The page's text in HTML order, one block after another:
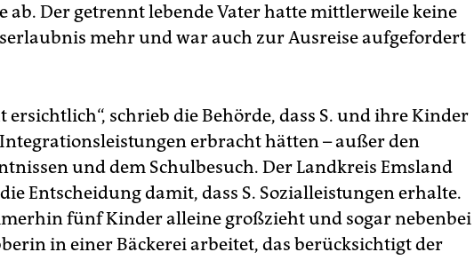
ab. Der getrennt lebende Vater hatte mittlerweile keine
mehr und war auch zur Ausreise aufgefordert
ersichtlich“, schrieb die Behörde, dass S. und ihre Kinder
erbracht hätten – außer den
und dem Schulbesuch. Der Landkreis Emsland
Entscheidung damit, dass S. Sozialleistungen erhalte.
fünf Kinder alleine großzieht und sogar nebenbei
in einer Bäckerei arbeitet, das berücksichtigt der